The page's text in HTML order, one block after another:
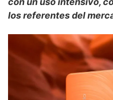
los referentes del